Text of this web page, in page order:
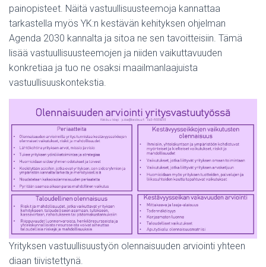
painopisteet. Näitä vastuullisuusteemoja kannattaa
tarkastella myös YK:n kestävän kehityksen ohjelman
Agenda 2030 kannalta ja sitoa ne sen tavoitteisiin. Tämä
lisää vastuullisuusteemojen ja niiden vaikuttavuuden
konkretiaa ja tuo ne osaksi maailmanlaajuista
vastuullisuuskontekstia.
Yrityksen vastuullisuustyön olennaisuuden arviointi yhteen
diaan tiivistettynä.